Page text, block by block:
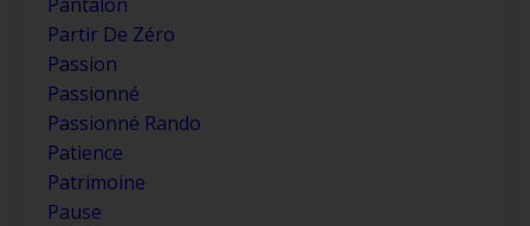
Partir De Zéro
Passion
Passionné
Passionné Rando
Patience
Patrimoine
Pause